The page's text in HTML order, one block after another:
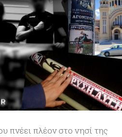
πνέει πλέον στο νησί της